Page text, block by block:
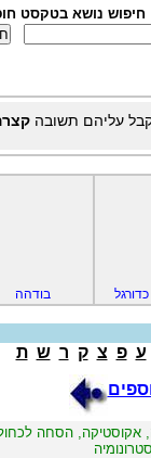
חיפוש נושא בטקסט
עליהם תשובה
בודהה
ע פ צ ק ר ש ת
אקוסטיקה, הסחה